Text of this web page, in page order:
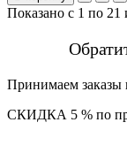
Показано с 1 по 21
Обратите
Принимаем заказы
СКИДКА 5 % по